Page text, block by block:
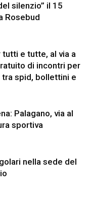
silenzio” il 15
Rosebud
e tutte, al via a
di incontri per
spid, bollettini e
Palagano, via al
sportiva
nella sede del